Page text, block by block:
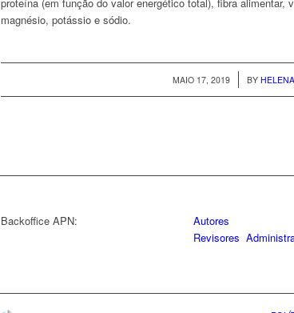
magnésio, potássio e sódio.
MAIO 17, 2019
/ BY
Backoffice APN:
Autores
Revisores